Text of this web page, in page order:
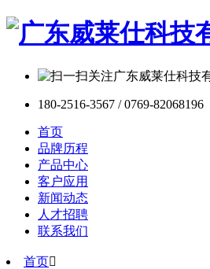
180-2516-3567 / 0769-82068196
首页
品牌历程
产品中心
客户应用
新闻动态
人才招聘
联系我们
首页